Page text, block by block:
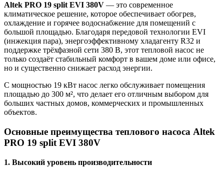
Altek PRO 19 split EVI 380V — это современное
климатическое решение, которое обеспечивает обогрев,
охлаждение и горячее водоснабжение для помещений с
большой площадью. Благодаря передовой технологии EVI
(инжекция пара), энергоэффективному хладагенту R32 и
поддержке трёхфазной сети 380 В, этот тепловой насос не
только создаёт стабильный комфорт в вашем доме или офисе,
но и существенно снижает расход энергии.
С мощностью 19 кВт насос легко обслуживает помещения
площадью до 300 м², что делает его отличным выбором для
больших частных домов, коммерческих и промышленных
объектов.
Основные преимущества теплового насоса Altek
PRO 19 split EVI 380V
1. Высокий уровень производительности